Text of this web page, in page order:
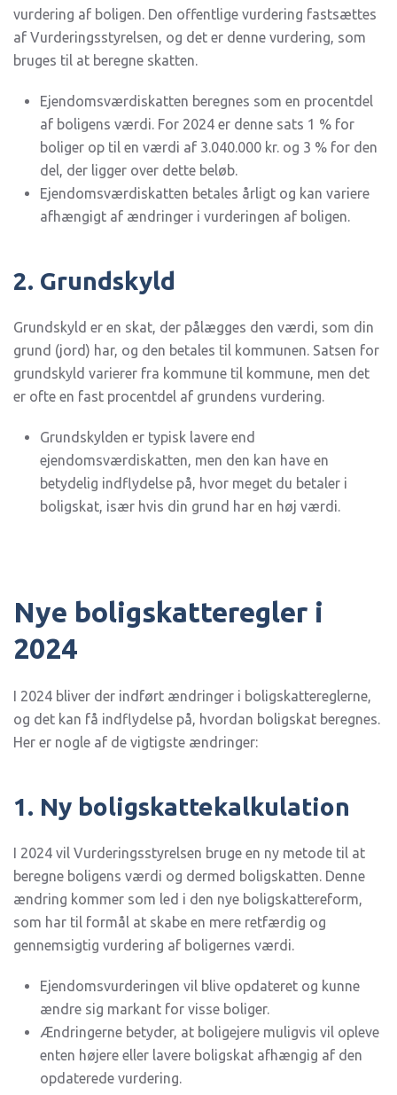
vurdering af boligen. Den offentlige vurdering fastsættes
af Vurderingsstyrelsen, og det er denne vurdering, som
bruges til at beregne skatten.
Ejendomsværdiskatten beregnes som en procentdel
af boligens værdi. For 2024 er denne sats 1 % for
boliger op til en værdi af 3.040.000 kr. og 3 % for den
del, der ligger over dette beløb.
Ejendomsværdiskatten betales årligt og kan variere
afhængigt af ændringer i vurderingen af boligen.
2. Grundskyld
Grundskyld er en skat, der pålægges den værdi, som din
grund (jord) har, og den betales til kommunen. Satsen for
grundskyld varierer fra kommune til kommune, men det
er ofte en fast procentdel af grundens vurdering.
Grundskylden er typisk lavere end
ejendomsværdiskatten, men den kan have en
betydelig indflydelse på, hvor meget du betaler i
boligskat, især hvis din grund har en høj værdi.
Nye boligskatteregler i
2024
I 2024 bliver der indført ændringer i boligskattereglerne,
og det kan få indflydelse på, hvordan boligskat beregnes.
Her er nogle af de vigtigste ændringer:
1. Ny boligskattekalkulation
I 2024 vil Vurderingsstyrelsen bruge en ny metode til at
beregne boligens værdi og dermed boligskatten. Denne
ændring kommer som led i den nye boligskattereform,
som har til formål at skabe en mere retfærdig og
gennemsigtig vurdering af boligernes værdi.
Ejendomsvurderingen vil blive opdateret og kunne
ændre sig markant for visse boliger.
Ændringerne betyder, at boligejere muligvis vil opleve
enten højere eller lavere boligskat afhængig af den
opdaterede vurdering.